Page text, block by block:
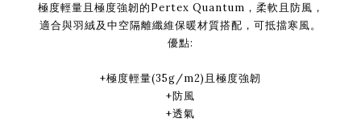
極度輕量且極度強韌的Pertex Quantum，柔軟且防風，
適合與羽絨及中空隔離纖維保暖材質搭配，可抵擋寒風。
優點:
+極度輕量(35g/m2)且極度強韌
+防風
+透氣